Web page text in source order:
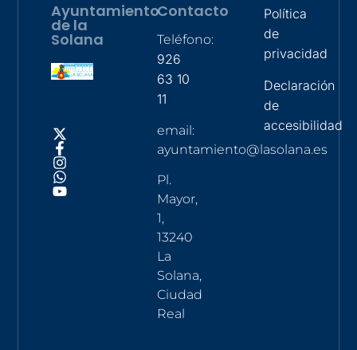
Ayuntamiento
de la
Solana
Contacto
Teléfono:
926
63 10
11
email:
ayuntamiento@lasolana.es
Pl.
Mayor,
1,
13240
La
Solana,
Ciudad
Real
Política
de
privacidad
Declaración
de
accesibilidad